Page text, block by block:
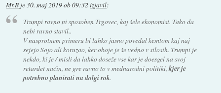
Mr.B je30. maj 2019 ob 09:32 izjavil:
Trumpi ravno ni sposoben Trgovec, kaj šele ekonomist. Tako da
nebi ravno stavil..
V nasprotnem primeru bi lahko jasno povedal kemtom kaj naj
sejejo Sojo ali koruzao, ker oboje je še vedno v silosih. Trumpi je
nekdo, ki je / misli da lahko doseže vse kar je doesgel na svoj
retardet način, ne gre ravno to v mednarodni politiki, kjer je
potrebno planirati na dolgi rok.